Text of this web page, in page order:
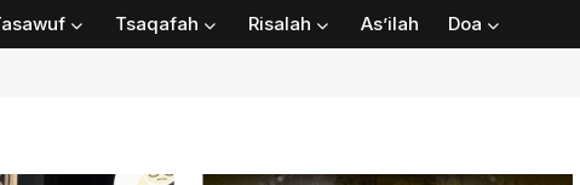
Tsaqafah Risalah As’ilah Doa